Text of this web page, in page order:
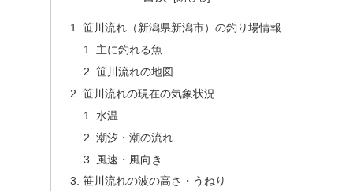
笹川流れ（新潟県新潟市）の釣り場情報
主に釣れる魚
笹川流れの地図
笹川流れの現在の気象状況
水温
潮汐・潮の流れ
風速・風向き
笹川流れの波の高さ・うねり